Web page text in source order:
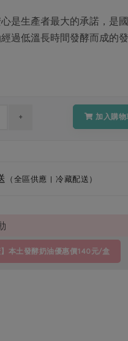
是生產者最大的承諾，是
過低溫長時間發酵而成的
加入購物
（全區供應 | 冷藏配送）
】本土發酵奶油優惠價140元/盒